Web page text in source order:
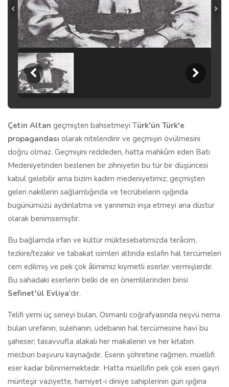
Çetin Altan geçmişten bahsetmeyi Türk'ün Türk'e
propagandası olarak nitelendirir ve geçmişin övülmesini
doğru olmaz. Geçmişini reddeden, hatta mahkûm eden Batı
Medeniyetinden beslenen bir zihniyetin bu tür bir düşüncesi
kabul gelebilir ama bizim kadim medeniyetimiz; geçmişten
gelen nakillerin sağlamlığında ve tecrübelerin ışığında
bugünümüzü aydınlatma ve yarınımızı inşa etmeyi ana düstur
olarak benimsemiştir.
Bu bağlamda irfan ve kültür müktesebatımızda terâcim,
tezkire/tezakir ve tabakat isimleri altında eslafın hal tercümeleri
cem edilmiş ve pek çok âlimimiz kıymetli eserler vermişlerdir.
Bu sahadaki eserlerin belki de en önemlilerinden birisi
Sefinet'ül Evliya'dır.
Telifi yirmi üç seneyi bulan, Osmanlı coğrafyasında neşvü nema
bulan urefanın, sulehanın, üdebanın hal tercümesine havi bu
şaheser; tasavvufla alakalı her makalenin ve her kitabın
mecburi başvuru kaynağıdır. Eserin şöhretine rağmen, müellifi
eser kadar bilinmemektedir. Hatta müellifin pek çok eseri gayri
münteşir vaziyette, hamiyet-i diniye sahiplerinin gün ışığına